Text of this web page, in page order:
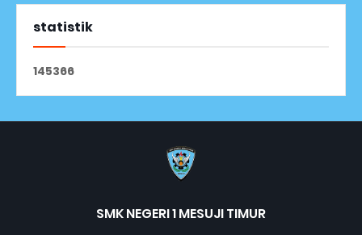
statistik
145366
SMK NEGERI 1 MESUJI TIMUR